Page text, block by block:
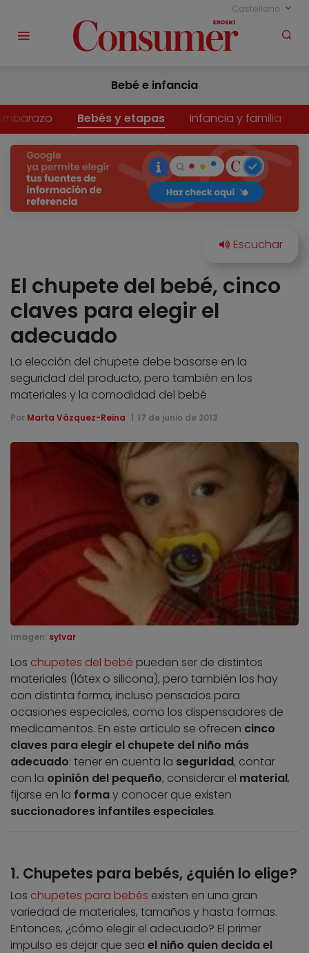
Castellano
Bebé e infancia
Bebés y etapas Infancia y familia
El chupete del bebé, cinco
claves para elegir el
adecuado
La elección del chupete debe basarse en la
seguridad del producto, pero también en los
materiales y la comodidad del bebé
Por Marta Vázquez-Reina 17 de junio de 2013
Imagen: sylvar
Los chupetes del bebé pueden ser de distintos
materiales (látex o silicona), pero también los hay
con distinta forma, incluso pensados para
ocasiones especiales, como los dispensadores de
medicamentos. En este artículo se ofrecen cinco
claves para elegir el chupete del niño más
adecuado: tener en cuenta la seguridad, contar
con la opinión del pequeño, considerar el material,
fijarse en la formay conocer que existen
succionadores infantiles especiales.
1. Chupetes para bebés, ¿quién lo elige?
Los chupetes para bebés existen en una gran
variedad de materiales, tamaños y hasta formas.
Entonces, ¿cómo elegir el adecuado? El primer
impulso es dejar que sea el niño quien decida el